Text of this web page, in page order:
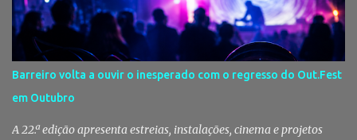
suspeitas da prática do crime de tráfico de estupefacientes, na
localidade de Pinhal Novo. A detenção foi efetuada pelo Comando
Territorial de Setúbal da GNR, através do Posto Territorial de
Pinhal Novo, no âmbito de uma operação de fiscalização
especialmente direcionada para o combate ao consumo e tráfico
de droga. Segundo a GNR, "os militares da Guarda identificaram
vários indivíduos" durante a ação policial realizada em Pi...
Barreiro volta a ouvir o inesperado com o regresso do Out.Fest
em Outubro
A 22.ª edição apresenta estreias, instalações, cinema e projetos